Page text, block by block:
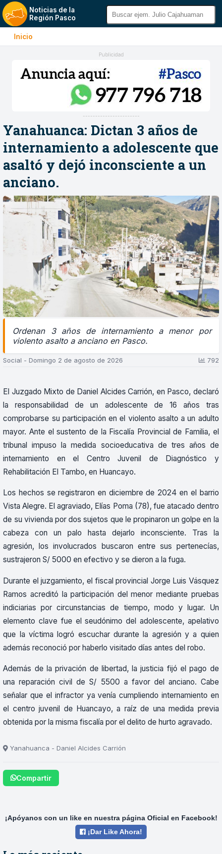
Noticias de la
Región Pasco
Inicio
Publicidad
-----------------------
Yanahuanca: Dictan 3 años de
internamiento a adolescente que
asaltó y dejó inconsciente a un
anciano.
Ordenan 3 años de internamiento a menor por
violento asalto a anciano en Pasco.
Social - Domingo 2 de agosto de 2026 792
El Juzgado Mixto de Daniel Alcides Carrión, en Pasco, declaró
la responsabilidad de un adolescente de 16 años tras
comprobarse su participación en el violento asalto a un adulto
mayor. Ante el sustento de la Fiscalía Provincial de Familia, el
tribunal impuso la medida socioeducativa de tres años de
internamiento en el Centro Juvenil de Diagnóstico y
Rehabilitación El Tambo, en Huancayo.
Los hechos se registraron en diciembre de 2024 en el barrio
Vista Alegre. El agraviado, Elías Poma (78), fue atacado dentro
de su vivienda por dos sujetos que le propinaron un golpe en la
cabeza con un palo hasta dejarlo inconsciente. Tras la
agresión, los involucrados buscaron entre sus pertenecías,
sustrajeron S/ 5000 en efectivo y se dieron a la fuga.
Durante el juzgamiento, el fiscal provincial Jorge Luis Vásquez
Ramos acreditó la participación del menor mediante pruebas
indiciarias por circunstancias de tiempo, modo y lugar. Un
elemento clave fue el seudónimo del adolescente, apelativo
que la víctima logró escuchar durante la agresión y a quien
además reconoció por haberlo visitado días antes del robo.
Además de la privación de libertad, la justicia fijó el pago de
una reparación civil de S/ 5500 a favor del anciano. Cabe
señalar que el infractor ya venía cumpliendo internamiento en
el centro juvenil de Huancayo, a raíz de una medida previa
obtenida por la misma fiscalía por el delito de hurto agravado.
Yanahuanca - Daniel Alcides Carrión
Compartir
¡Apóyanos con un like en nuestra página Oficial en Facebook!
¡Dar Like Ahora!